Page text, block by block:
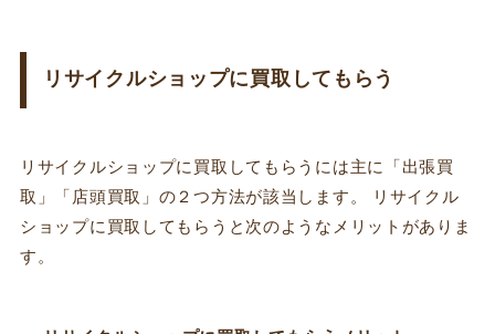
リサイクルショップに買取してもらう
リサイクルショップに買取してもらうには主に「出張買
取」「店頭買取」の２つ方法が該当します。 リサイクル
ショップに買取してもらうと次のようなメリットがありま
す。